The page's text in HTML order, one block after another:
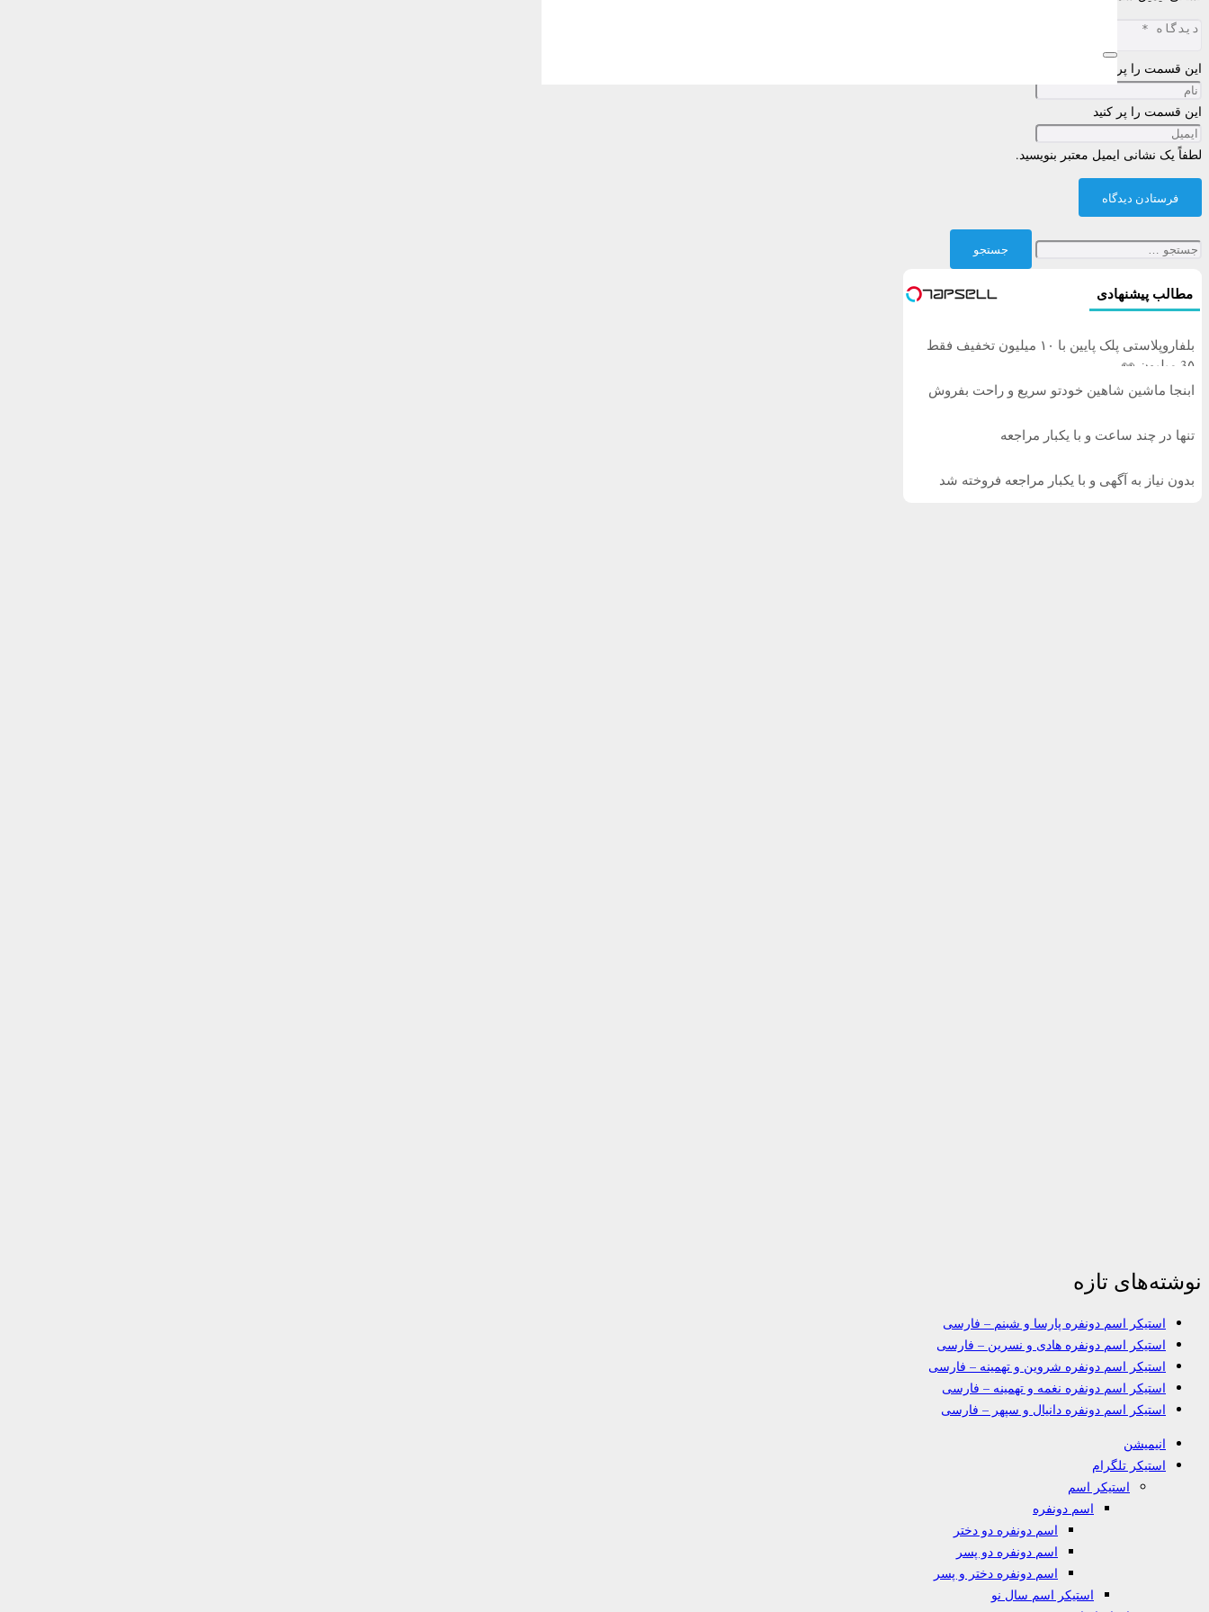
این قسمت را پر کنید
این قسمت را پر کنید
لطفاً یک نشانی ایمیل معتبر بنویسید.
فرستادن دیدگاه
جستجو
برای:
مطالب پیشنهادی
بلفاروپلاستی پلک پایین با ۱۰ میلیون تخفیف فقط
3۵ میلیون 👀
ابنجا ماشین شاهین خودتو سریع و راحت بفروش
تنها در چند ساعت و با یکبار مراجعه
بدون نیاز به آگهی و با یکبار مراجعه فروخته شد
نوشته‌های تازه
استیکر اسم دونفره پارسا و شبنم – فارسی
استیکر اسم دونفره هادی و نسرین – فارسی
استیکر اسم دونفره شروین و تهمینه – فارسی
استیکر اسم دونفره نغمه و تهمینه – فارسی
استیکر اسم دونفره دانیال و سپهر – فارسی
انیمیشن
استیکر تلگرام
استیکر اسم
اسم دونفره
اسم دونفره دو دختر
اسم دونفره دو پسر
اسم دونفره دختر و پسر
استیکر اسم سال نو